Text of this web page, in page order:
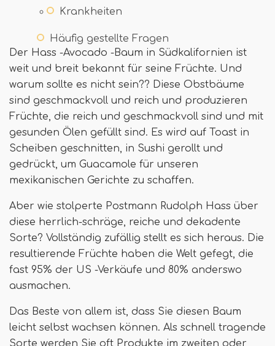
Krankheiten
Häufig gestellte Fragen
Der Hass -Avocado -Baum in Südkalifornien ist
weit und breit bekannt für seine Früchte. Und
warum sollte es nicht sein?? Diese Obstbäume
sind geschmackvoll und reich und produzieren
Früchte, die reich und geschmackvoll sind und mit
gesunden Ölen gefüllt sind. Es wird auf Toast in
Scheiben geschnitten, in Sushi gerollt und
gedrückt, um Guacamole für unseren
mexikanischen Gerichte zu schaffen.
Aber wie stolperte Postmann Rudolph Hass über
diese herrlich-schräge, reiche und dekadente
Sorte? Vollständig zufällig stellt es sich heraus. Die
resultierende Früchte haben die Welt gefegt, die
fast 95% der US -Verkäufe und 80% anderswo
ausmachen.
Das Beste von allem ist, dass Sie diesen Baum
leicht selbst wachsen können. Als schnell tragende
Sorte werden Sie oft Produkte im zweiten oder